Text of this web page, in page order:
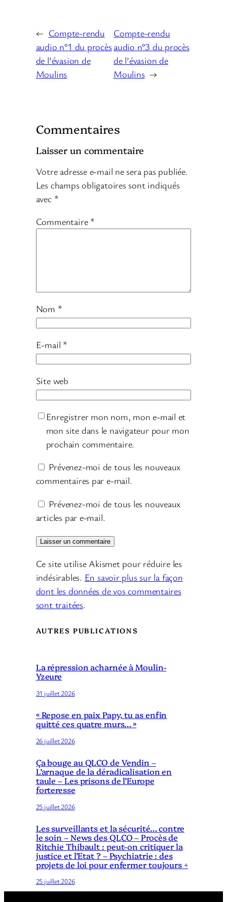
← Compte-rendu
audio n°1 du procès
de l’évasion de
Moulins
Compte-rendu
audio n°3 du procès
de l’évasion de
Moulins →
Commentaires
Laisser un commentaire
Votre adresse e-mail ne sera pas publiée.
Les champs obligatoires sont indiqués
avec *
Commentaire *
Nom *
E-mail *
Site web
Enregistrer mon nom, mon e-mail et
mon site dans le navigateur pour mon
prochain commentaire.
Prévenez-moi de tous les nouveaux
commentaires par e-mail.
Prévenez-moi de tous les nouveaux
articles par e-mail.
Ce site utilise Akismet pour réduire les
indésirables. En savoir plus sur la façon
dont les données de vos commentaires
sont traitées.
AUTRES PUBLICATIONS
La répression acharnée à Moulin-
Yzeure
31 juillet 2026
« Repose en paix Papy, tu as enfin
quitté ces quatre murs… »
26 juillet 2026
Ça bouge au QLCO de Vendin –
L’arnaque de la déradicalisation en
taule – Les prisons de l’Europe
forteresse
25 juillet 2026
Les surveillants et la sécurité… contre
le soin – News des QLCO – Procès de
Ritchie Thibault : peut-on critiquer la
justice et l’Etat ? – Psychiatrie : des
projets de loi pour enfermer toujours +
25 juillet 2026